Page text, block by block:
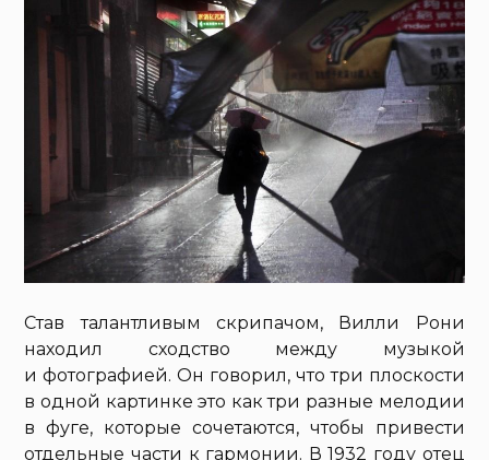
Став талантливым скрипачом, Вилли Рони
находил сходство между музыкой
и фотографией. Он говорил, что три плоскости
в одной картинке это как три разные мелодии
в фуге, которые сочетаются, чтобы привести
отдельные части к гармонии. В 1932 году отец